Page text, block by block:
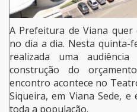
A Prefeitura de Viana
no dia a dia. Nesta quinta-
realizada uma
construção do
encontro acontece no
Siqueira, em Viana Sede,
toda a população.